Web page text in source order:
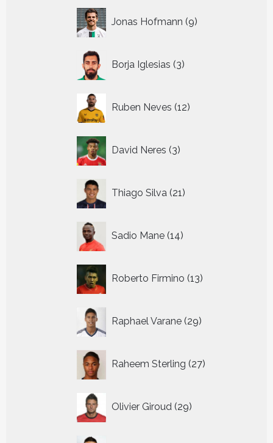
Jonas Hofmann 9
producten
Borja Iglesias 3
producten
Ruben Neves 12
producten
David Neres 3
producten
Thiago Silva 21
producten
Sadio Mane 14
producten
Roberto Firmino 13
producten
Raphael Varane 29
producten
Raheem Sterling 27
producten
Olivier Giroud 29
producten